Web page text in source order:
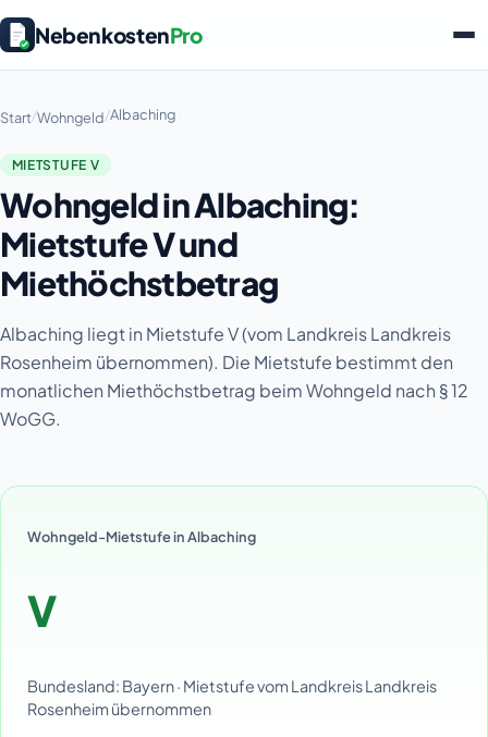
NebenkostenPro
Start/Wohngeld/Albaching
MIETSTUFE V
Wohngeld in Albaching:
Mietstufe V und
Miethöchstbetrag
Albaching liegt in Mietstufe V (vom Landkreis Landkreis
Rosenheim übernommen). Die Mietstufe bestimmt den
monatlichen Miethöchstbetrag beim Wohngeld nach § 12
WoGG.
Wohngeld-Mietstufe in Albaching
V
Bundesland: Bayern · Mietstufe vom Landkreis Landkreis
Rosenheim übernommen